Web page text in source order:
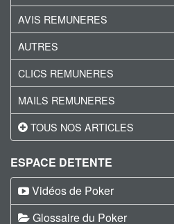
AVIS REMUNERES
AUTRES
CLICS REMUNERES
MAILS REMUNERES
TOUS NOS ARTICLES
ESPACE DETENTE
Vidéos de Poker
Glossaire du Poker